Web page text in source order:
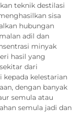
teknik destilasi
sisa
hubungan
adil dan
minyak
hasil yang
dari
kepada kelestarian
dengan banyak
semula atau
semula jadi dan